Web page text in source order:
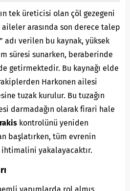
tek üreticisi olan çöl gezegeni
arasında son derece talep
adı verilen bu kaynak, yüksek
süresi sunarken, beraberinde
getirmektedir. Bu kaynağı elde
Harkonen ailesi
tuzak kurulur. Bu tuzağın
darmadağın olarak firari hale
kontrolünü yeniden
başlatırken, tüm evrenin
yakalayacaktır.
yapımlarda rol almış